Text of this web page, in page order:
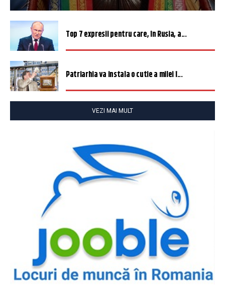
Top 7 expresii pentru care, în Rusia, a...
Patriarhia va instala o cutie a milei î...
VEZI MAI MULT